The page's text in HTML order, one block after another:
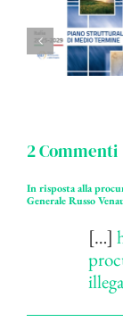
2 Commenti
In risposta alla
Generale Russo
[…]